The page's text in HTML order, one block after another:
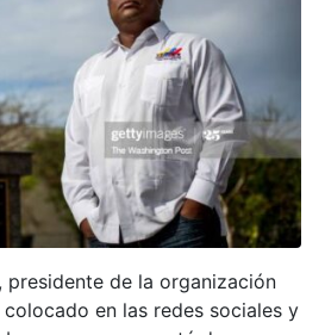
presidente de la organización
en las redes sociales y